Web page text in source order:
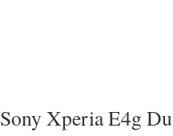
Sony Xperia E4g